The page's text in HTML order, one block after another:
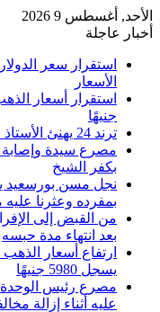
الأحد, أغسطس 9 2026
أخبار عاجلة
استقرار سعر
الأسعار
جنيهًا
ترند 24 يهنئ الأستاذ محمود الشاذلي بمناسبة عيد ميلاده
بكفر الشيخ
نجل مسن بورسعيد
بمفرده وعثرنا
من القبض إلى
بعد انتهاء مدة حبسه
يسجل 5980 جنيهًا
مصرع رئيس الوحدة
عليه أثناء إزالة